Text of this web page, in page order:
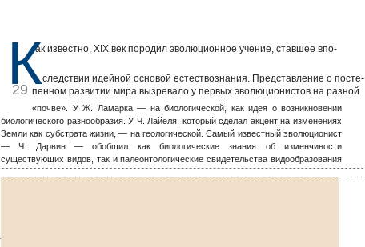
ак известно, XIX век породил эволюционное учение, ставшее впо-
Кследствии идейной основой естествознания. Представление о посте-
29 пенном развитии мира вызревало у первых эволюционистов на разной
«почве». У Ж. Ламарка — на биологической, как идея о возникновении
биологического разнообразия. У Ч. Лайеля, который сделал акцент на изменениях
Земли как субстрата жизни, — на геологической. Самый известный эволюционист
— Ч. Дарвин — обобщил как биологические знания об изменчивости
существующих видов, так и палеонтологические свидетельства видообразования
в геологическом прошлом. Именно такой, передовой для своего времени,